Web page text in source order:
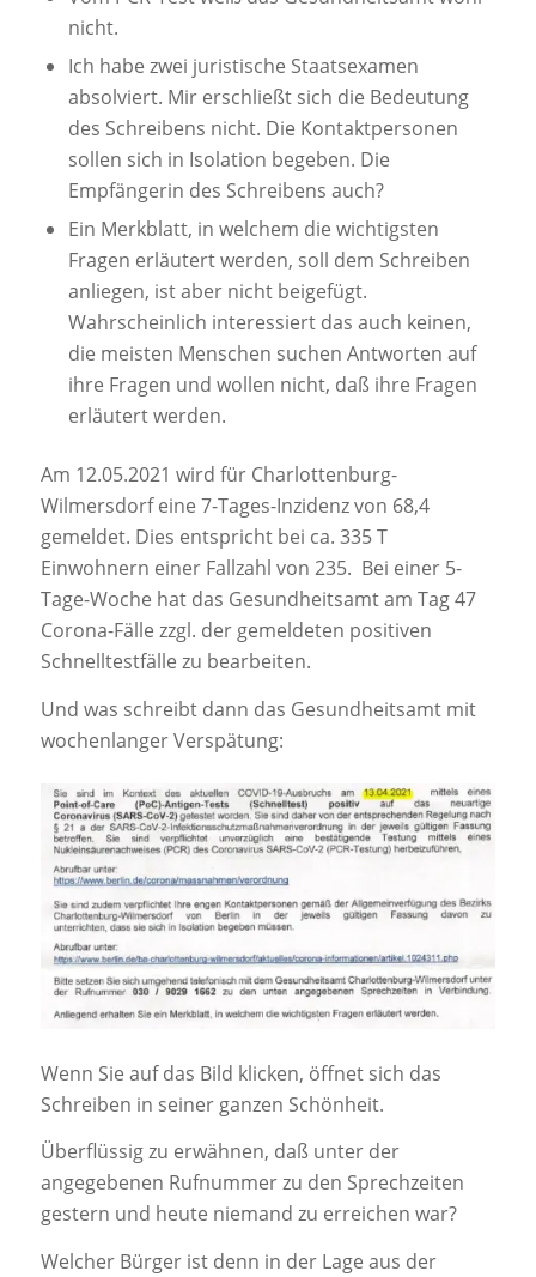
nicht.
Ich habe zwei juristische Staatsexamen
absolviert. Mir erschließt sich die Bedeutung
des Schreibens nicht. Die Kontaktpersonen
sollen sich in Isolation begeben. Die
Empfängerin des Schreibens auch?
Ein Merkblatt, in welchem die wichtigsten
Fragen erläutert werden, soll dem Schreiben
anliegen, ist aber nicht beigefügt.
Wahrscheinlich interessiert das auch keinen,
die meisten Menschen suchen Antworten auf
ihre Fragen und wollen nicht, daß ihre Fragen
erläutert werden.
Am 12.05.2021 wird für Charlottenburg-
Wilmersdorf eine 7-Tages-Inzidenz von 68,4
gemeldet. Dies entspricht bei ca. 335 T
Einwohnern einer Fallzahl von 235. Bei einer 5-
Tage-Woche hat das Gesundheitsamt am Tag 47
Corona-Fälle zzgl. der gemeldeten positiven
Schnelltestfälle zu bearbeiten.
Und was schreibt dann das Gesundheitsamt mit
wochenlanger Verspätung:
Wenn Sie auf das Bild klicken, öffnet sich das
Schreiben in seiner ganzen Schönheit.
Überflüssig zu erwähnen, daß unter der
angegebenen Rufnummer zu den Sprechzeiten
gestern und heute niemand zu erreichen war?
Welcher Bürger ist denn in der Lage aus der